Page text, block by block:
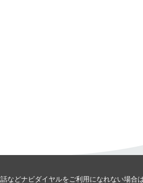
などナビダイヤルをご利用になれない場合は